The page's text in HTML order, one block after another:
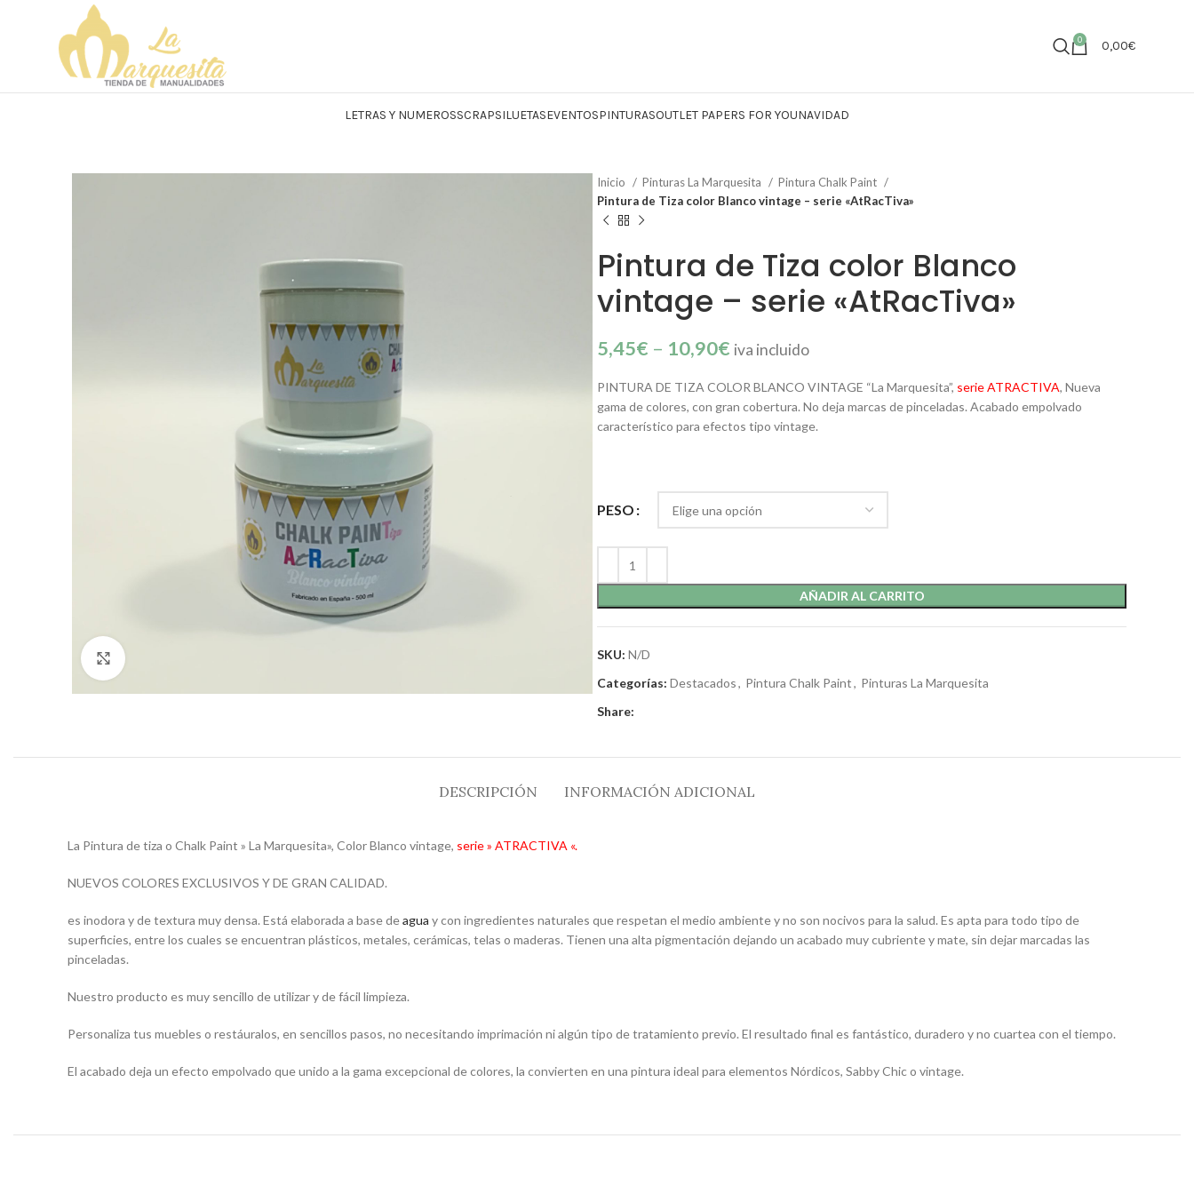
0 0,00€
LETRAS Y NUMEROSSCRAPSILUETASEVENTOSPINTURASOUTLET PAPERS FOR YOUNAVIDAD
Inicio Pinturas La Marquesita
Pintura Chalk Paint
Pintura de Tiza color Blanco vintage – serie «AtRacTiva»
Pintura de Tiza color Blanco
vintage – serie «AtRacTiva»
5,45€ – 10,90€ iva incluido
PINTURA DE TIZA COLOR BLANCO VINTAGE “La Marquesita”, serie ATRACTIVA, Nueva
gama de colores, con gran cobertura. No deja marcas de pinceladas. Acabado empolvado
característico para efectos tipo vintage.
PESO
AÑADIR AL CARRITO
SKU: N/D
Categorías: Destacados, Pintura Chalk Paint, Pinturas La Marquesita
Share:
DESCRIPCIÓN INFORMACIÓN ADICIONAL
La Pintura de tiza o Chalk Paint » La Marquesita», Color Blanco vintage, serie » ATRACTIVA «.
NUEVOS COLORES EXCLUSIVOS Y DE GRAN CALIDAD.
es inodora y de textura muy densa. Está elaborada a base deagua y con ingredientes naturales que respetan el medio ambiente y no son nocivos para la salud. Es apta para todo tipo de
superficies, entre los cuales se encuentran plásticos, metales, cerámicas, telas o maderas. Tienen una alta pigmentación dejando un acabado muy cubriente y mate, sin dejar marcadas las
pinceladas.
Nuestro producto es muy sencillo de utilizar y de fácil limpieza.
Personaliza tus muebles o restáuralos, en sencillos pasos, no necesitando imprimación ni algún tipo de tratamiento previo. El resultado final es fantástico, duradero y no cuartea con el tiempo.
El acabado deja un efecto empolvado que unido a la gama excepcional de colores, la convierten en una pintura ideal para elementos Nórdicos, Sabby Chic o vintage.